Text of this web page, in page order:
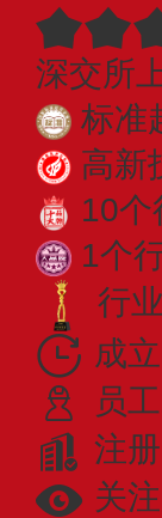
深交所
标准
高新
10个
1个
行
成
员
注
关